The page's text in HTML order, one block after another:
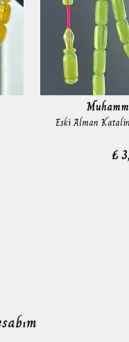
Eski Alman
₺